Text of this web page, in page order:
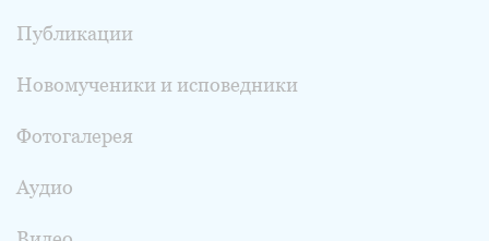
Публикации
Новомученики и исповедники
Фотогалерея
Аудио